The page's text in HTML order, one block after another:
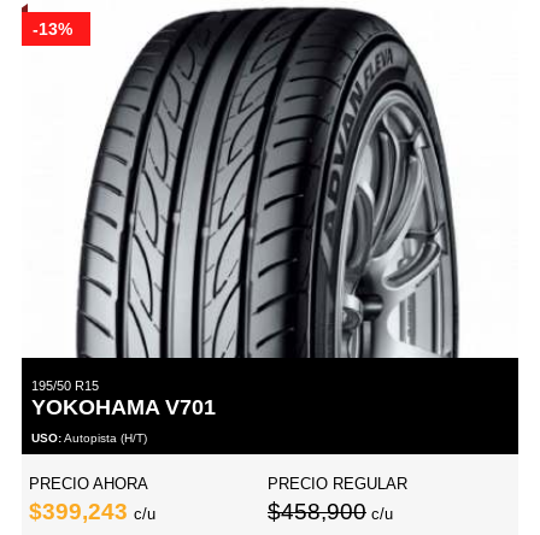
-13%
195/50 R15
YOKOHAMA V701
USO:Autopista (H/T)
PRECIO AHORA
$399,243 c/u
PRECIO REGULAR
$458,900 c/u